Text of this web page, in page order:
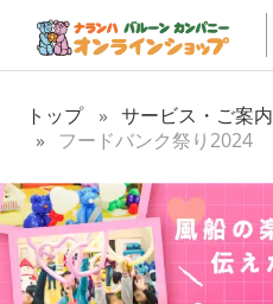
トップ サービス・ご案内
フードバンク祭り2024